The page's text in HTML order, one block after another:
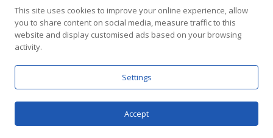
info@caminandoatulado.es
Aviso
|
Política de
© 2025
tu lado
Todos los
reservados.
Política de
Política de
This site uses cookies to improve your online experience, allow
you to share content on social media, measure traffic to this
website and display customised ads based on your browsing
activity.
Settings
Accept